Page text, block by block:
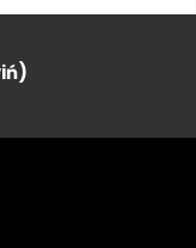
WYSTRÓJ